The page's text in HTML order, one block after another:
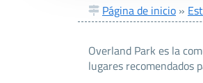
Página de inicio »
Overland Park es la
lugares recomendados